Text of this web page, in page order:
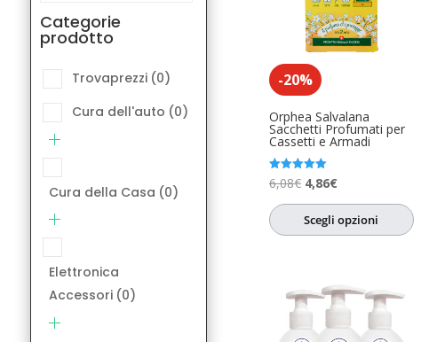
Categorie
prodotto
Trovaprezzi (0)
Cura dell'auto (0)
Cura della Casa (0)
Elettronica
Accessori (0)
Cura dell'auto
Cura della Casa
Elettronica
Libri e Fumetti
Moda Accessori
Musica Accessori
SALDI
(0)
Product Etichetta
-20%
Orphea Salvalana
Sacchetti Profumati per
Cassetti e Armadi
Valutato
5.00
6,08€ Il
prezzo
originale
4,86€Il
prezzo
attuale
Scegli opzioni